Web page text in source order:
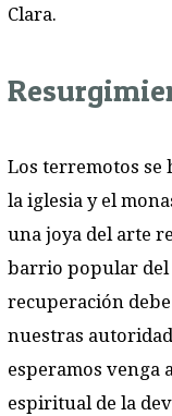
Clara.
Los terremotos se
la iglesia y el
una joya del arte
barrio popular del
recuperación
nuestras
esperamos venga
espiritual de la